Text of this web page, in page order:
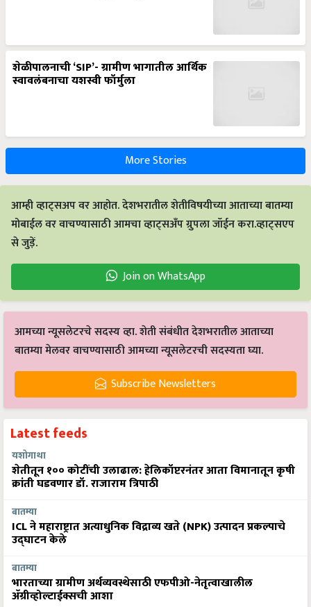
शेळीपालनाची ‘SIP’- ग्रामीण भागातील आर्थिक
स्वावलंबनाचा यशस्वी फॉर्मुला
More Stories
आम्ही व्हाट्सअप वर आहोत. देशभरातील शेतीविषयीच्या आताच्या बातम्या
मोबाईल वर वाचण्यासाठी आमचा व्हाट्सअँप ग्रुपला जॉईन करा.व्हाट्सएप
से जुड़ें.
Join on WhatsApp
आमच्या न्यूसलेटरचे सदस्य व्हा. शेती संबंधीत देशभरातील आताच्या
बातम्या मेलवर वाचण्यासाठी आमच्या न्यूसलेटरची सदस्यता घ्या.
Subscribe Newsletters
Latest feeds
यशोगाथा
शेतीतून १०० कोटींची उलाढाल: हेलिकॉप्टरनंतर आता विमानातून कृषी
क्रांती घडवणार डॉ. राजाराम त्रिपाठी
बातम्या
ICL ने महाराष्ट्रात अत्याधुनिक विद्राव्य खते (NPK) उत्पादन प्रकल्पाचे
उद्घाटन केले
बातम्या
भारताच्या ग्रामीण अर्थव्यवस्थेसाठी एफपीओ-नेतृत्वाखालील
अ‍ॅग्रीव्होल्टाईक्सची आशा